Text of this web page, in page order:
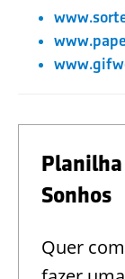
Planilha
Sonhos
Quer